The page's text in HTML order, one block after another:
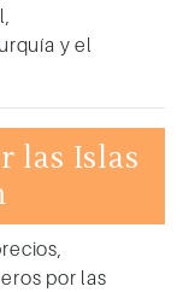
y el
las Islas
por las